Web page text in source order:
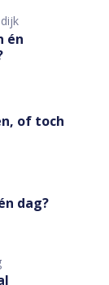
én
of toch
dag?